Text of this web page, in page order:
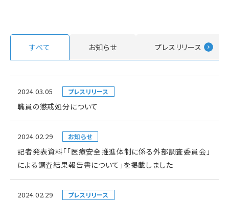
すべて お知らせ プレスリリース
2024.03.05 プレスリリース
職員の懲戒処分について
2024.02.29 お知らせ
記者発表資料「「医療安全推進体制に係る外部調査委員会」
による調査結果報告書について」を掲載しました
2024.02.29 プレスリリース